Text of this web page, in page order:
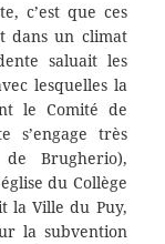
c’est que ces
dans un climat
saluait les
lesquelles la
le Comité de
s’engage très
Brugherio),
du Collège
la Ville du Puy,
la subvention